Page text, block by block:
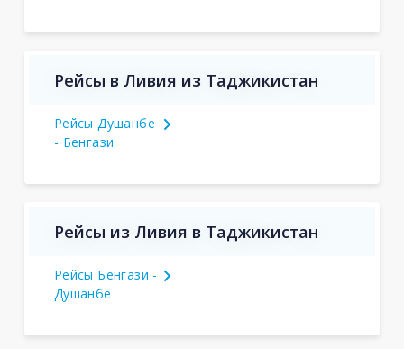
Рейсы в Ливия из Таджикистан
Рейсы Душанбе
- Бенгази
Рейсы из Ливия в Таджикистан
Рейсы Бенгази -
Душанбе